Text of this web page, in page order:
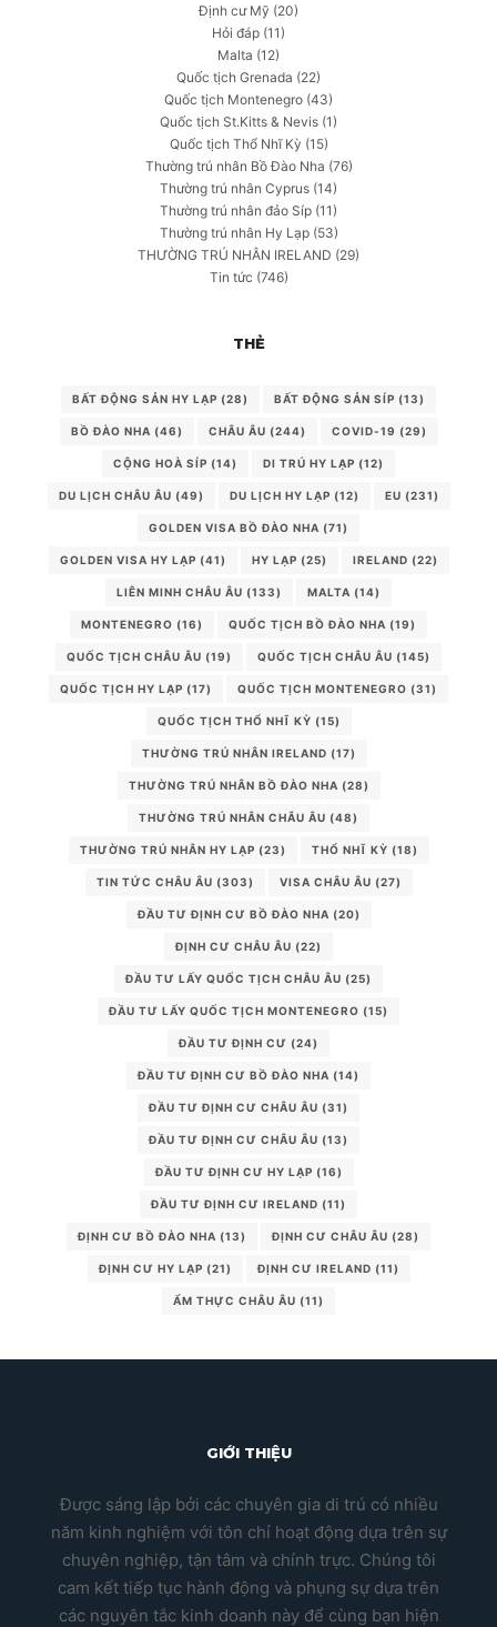
Định cư Mỹ (20)
Hỏi đáp (11)
Malta (12)
Quốc tịch Grenada (22)
Quốc tịch Montenegro (43)
Quốc tịch St.Kitts & Nevis (1)
Quốc tịch Thổ Nhĩ Kỳ (15)
Thường trú nhân Bồ Đào Nha (76)
Thường trú nhân Cyprus (14)
Thường trú nhân đảo Síp (11)
Thường trú nhân Hy Lạp(53)
THƯỜNG TRÚ NHÂN IRELAND (29)
Tin tức (746)
THẺ
BẤT ĐỘNG SẢN HY LẠP (28) BẤT ĐỘNG SẢN SÍP (13)
BỒ ĐÀO NHA (46) CHÂU ÂU (244) COVID-19 (29)
CỘNG HOÀ SÍP (14) DI TRÚ HY LẠP (12)
DU LỊCH CHÂU ÂU (49) DU LỊCH HY LẠP (12) EU (231)
GOLDEN VISA BỒ ĐÀO NHA (71)
GOLDEN VISA HY LẠP (41) HY LẠP (25) IRELAND (22)
LIÊN MINH CHÂU ÂU (133) MALTA (14)
MONTENEGRO (16) QUỐC TỊCH BỒ ĐÀO NHA (19)
QUỐC TỊCH CHÂU ÂU (19) QUỐC TỊCH CHÂU ÂU (145)
QUỐC TỊCH HY LẠP (17) QUỐC TỊCH MONTENEGRO (31)
QUỐC TỊCH THỔ NHĨ KỲ (15)
THƯỜNG TRÚ NHÂN IRELAND (17)
THƯỜNG TRÚ NHÂN BỒ ĐÀO NHA (28)
THƯỜNG TRÚ NHÂN CHÂU ÂU (48)
THƯỜNG TRÚ NHÂN HY LẠP (23) THỔ NHĨ KỲ (18)
TIN TỨC CHÂU ÂU (303) VISA CHÂU ÂU (27)
ĐẦU TƯ ĐỊNH CƯ BỒ ĐÀO NHA (20)
ĐỊNH CƯ CHÂU ÂU (22)
ĐẦU TƯ LẤY QUỐC TỊCH CHÂU ÂU (25)
ĐẦU TƯ LẤY QUỐC TỊCH MONTENEGRO (15)
ĐẦU TƯ ĐỊNH CƯ (24)
ĐẦU TƯ ĐỊNH CƯ BỒ ĐÀO NHA (14)
ĐẦU TƯ ĐỊNH CƯ CHÂU ÂU (31)
ĐẦU TƯ ĐỊNH CƯ CHÂU ÂU (13)
ĐẦU TƯ ĐỊNH CƯ HY LẠP (16)
ĐẦU TƯ ĐỊNH CƯ IRELAND (11)
ĐỊNH CƯ BỒ ĐÀO NHA (13) ĐỊNH CƯ CHÂU ÂU (28)
ĐỊNH CƯ HY LẠP (21) ĐỊNH CƯ IRELAND (11)
ẨM THỰC CHÂU ÂU (11)
GIỚI THIỆU
Được sáng lập bởi các chuyên gia di trú có nhiều
năm kinh nghiệm với tôn chỉ hoạt động dựa trên sự
chuyên nghiệp, tận tâm và chính trực. Chúng tôi
cam kết tiếp tục hành động và phụng sự dựa trên
các nguyên tắc kinh doanh này để cùng bạn hiện